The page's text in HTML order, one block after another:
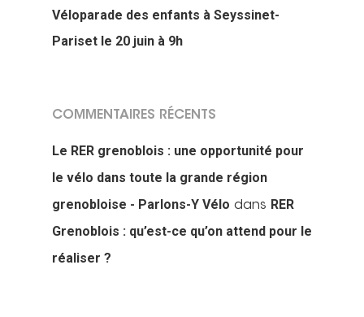
Véloparade des enfants à Seyssinet-
Pariset le 20 juin à 9h
COMMENTAIRES RÉCENTS
Le RER grenoblois : une opportunité pour
le vélo dans toute la grande région
grenobloise - Parlons-Y Vélo dans RER
Grenoblois : qu’est-ce qu’on attend pour le
réaliser ?